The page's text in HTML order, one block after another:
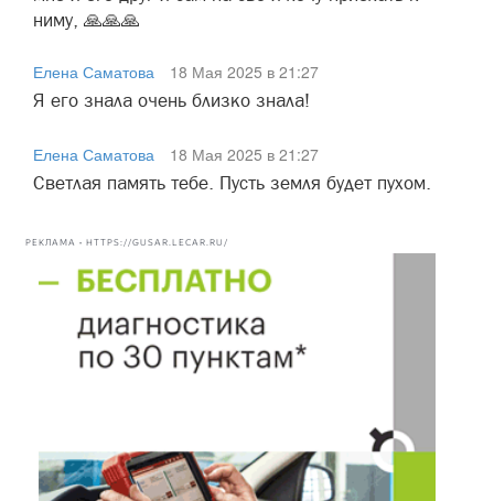
ниму, 🙏🙏🙏
Елена Саматова
18 Мая 2025 в 21:27
Я его знала очень близко знала!
Елена Саматова
18 Мая 2025 в 21:27
Светлая память тебе. Пусть земля будет пухом.
РЕКЛАМА • HTTPS://GUSAR.LECAR.RU/